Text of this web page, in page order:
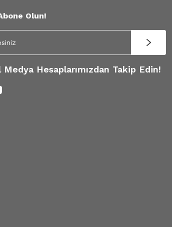
Olun!
Medya Hesaplarımızdan Takip Edin!